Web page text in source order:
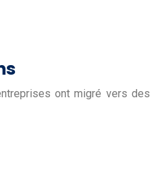
ont migré vers des